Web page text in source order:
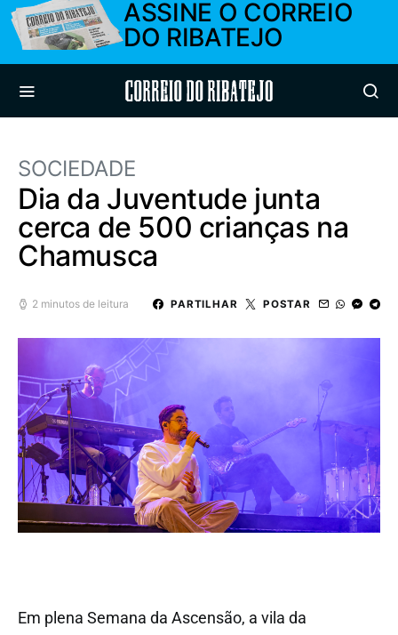
ASSINE O CORREIO
DO RIBATEJO
Correio do Ribatejo
SOCIEDADE
Dia da Juventude junta
cerca de 500 crianças na
Chamusca
2 minutos de leitura PARTILHAR POSTAR
Em plena Semana da Ascensão, a vila da